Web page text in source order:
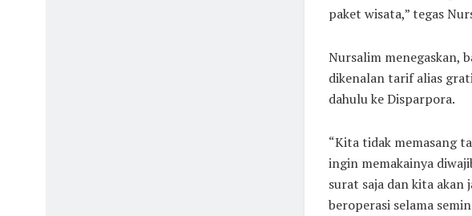
paket wisata,” tegas
Nursalim menegaskan,
dikenalan tarif alias
dahulu ke Disparpora.
“Kita tidak memasang
ingin memakainya
surat saja dan kita akan
beroperasi selama